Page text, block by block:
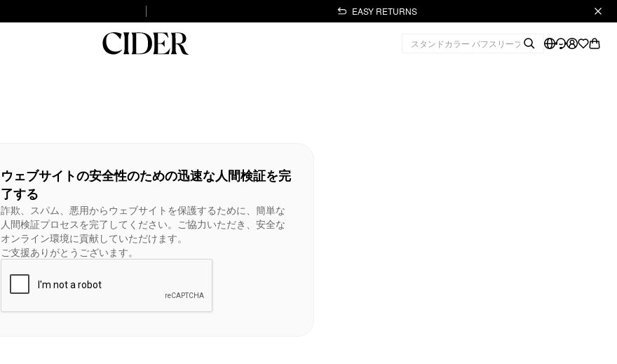
EASY RETURNS
ウェブサイトの安全性のための迅速な人間検証を完
了する
詐欺、スパム、悪用からウェブサイトを保護するために、簡単な
人間検証プロセスを完了してください。ご協力いただき、安全な
オンライン環境に貢献していただけます。
ご支援ありがとうございます。